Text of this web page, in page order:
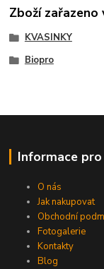
Zboží
KVASINKY
Biopro
Informace
O nás
Jak nakupovat
Obchodní
Fotogalerie
Kontakty
Blog